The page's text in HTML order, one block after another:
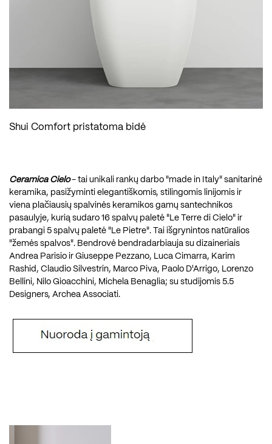
Shui Comfort pristatoma bidė
Ceramica Cielo- tai unikali rankų darbo "made in Italy" sanitarinė
keramika, pasižyminti elegantiškomis, stilingomis linijomis ir
viena plačiausių spalvinės keramikos gamų santechnikos
pasaulyje, kurią sudaro 16 spalvų paletė "Le Terre di Cielo" ir
prabangi 5 spalvų paletė "Le Pietre". Tai išgrynintos natūralios
"žemės spalvos". Bendrovė bendradarbiauja su dizaineriais
Andrea Parisio ir Giuseppe Pezzano, Luca Cimarra, Karim
Rashid, Claudio Silvestrin, Marco Piva, Paolo D'Arrigo, Lorenzo
Bellini, Nilo Gioacchini, Michela Benaglia; su studijomis 5.5
Designers, Archea Associati.